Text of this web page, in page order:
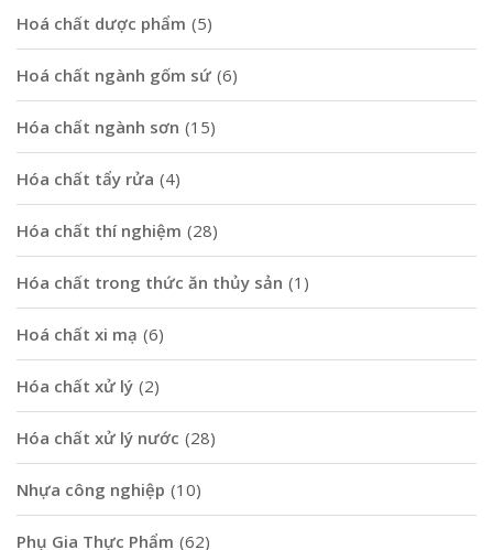
Hoá chất dược phẩm (5)
Hoá chất ngành gốm sứ (6)
Hóa chất ngành sơn (15)
Hóa chất tẩy rửa (4)
Hóa chất thí nghiệm (28)
Hóa chất trong thức ăn thủy sản (1)
Hoá chất xi mạ (6)
Hóa chất xử lý (2)
Hóa chất xử lý nước (28)
Nhựa công nghiệp (10)
Phụ Gia Thực Phẩm (62)